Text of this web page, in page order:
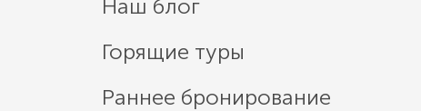
Наш блог
Горящие туры
Раннее бронирование